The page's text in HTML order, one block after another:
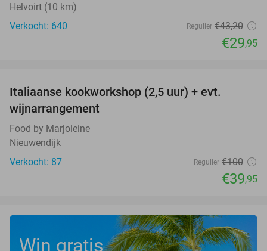
Helvoirt (10 km)
Verkocht: 640
Regulier €43,20
€29,95
Italiaanse kookworkshop (2,5 uur) + evt.
wijnarrangement
Food by Marjoleine
Nieuwendijk
Verkocht: 87
Regulier €100
€39,95
Win gratis